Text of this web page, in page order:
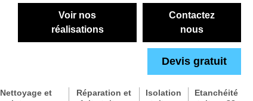
Voir nos
réalisations
Contactez
nous
Devis gratuit
Nettoyage et
Réparation et
Isolation
Etanchéité